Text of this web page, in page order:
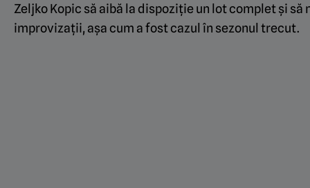
Zeljko Kopic să aibă la dispoziție un lot complet și să
improvizații, așa cum a fost cazul în sezonul trecut.